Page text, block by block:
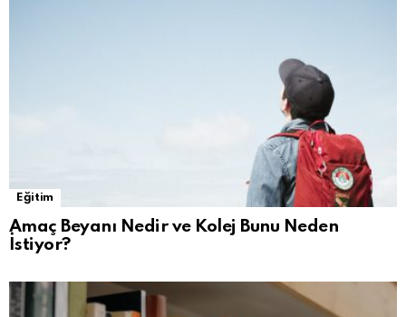
Eğitim
Amaç Beyanı Nedir ve Kolej Bunu Neden
İstiyor?